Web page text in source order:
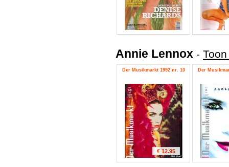
Annie Lennox -
Der Musikmarkt 1992 nr. 10
€ 12.95
Der